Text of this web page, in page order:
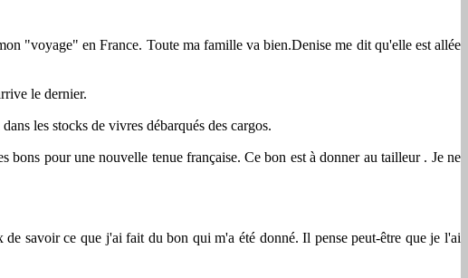
"voyage" en France. Toute ma famille va bien.Denise me dit qu'elle est allée
le dernier.
les stocks de vivres débarqués des cargos.
pour une nouvelle tenue française. Ce bon est à donner au tailleur . Je ne
savoir ce que j'ai fait du bon qui m'a été donné. Il pense peut-être que je l'ai